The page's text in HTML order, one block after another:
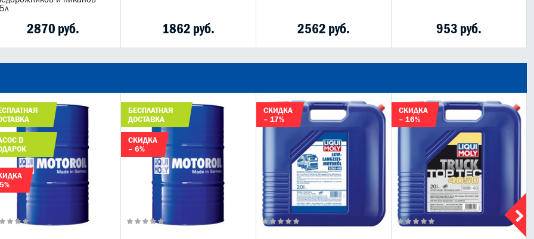
2870 руб. 1862 руб. 2562 руб. 953 руб.
В
БЕСПЛАТНАЯ
ДОСТАВКА
СКИДКА
– 6%
СКИДКА
– 17%
СКИДКА
– 16%